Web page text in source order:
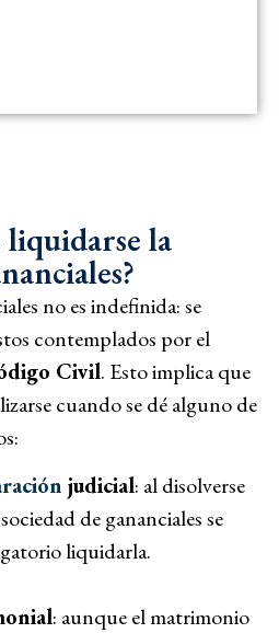
liquidarse la
no es indefinida: se
contemplados por el
Civil. Esto implica que
cuando se dé alguno de
judicial: al disolverse
de gananciales se
liquidarla.
: aunque el matrimonio